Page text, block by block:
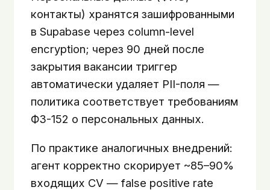
контакты) хранятся зашифрованными
в Supabase через column-level
encryption; через 90 дней после
закрытия вакансии триггер
автоматически удаляет PII-поля —
политика соответствует требованиям
ФЗ-152 о персональных данных.
По практике аналогичных внедрений:
агент корректно скорирует ~85–90%
входящих CV — false positive rate